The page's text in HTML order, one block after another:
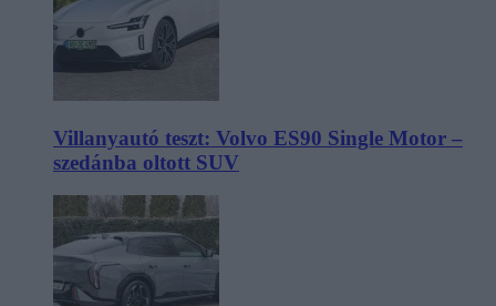
Villanyautó teszt: Volvo ES90 Single Motor –
szedánba oltott SUV